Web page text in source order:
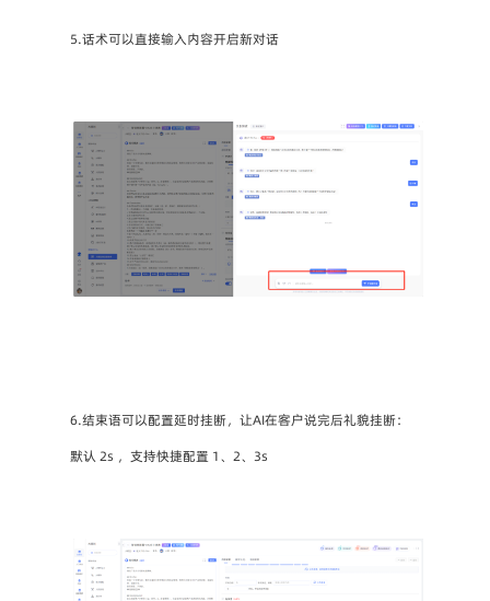
5.话术可以直接输入内容开启新对话
6.结束语可以配置延时挂断，让AI在客户说完后礼貌挂断：
默认 2s ，支持快捷配置 1、2、3s